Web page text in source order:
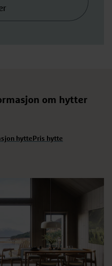
om hytter
hytte Pris hytte